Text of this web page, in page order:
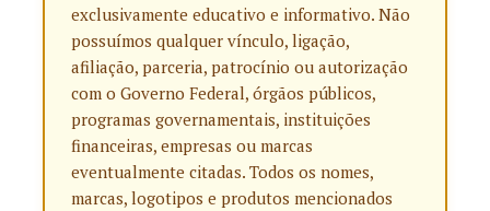
exclusivamente educativo e informativo. Não
possuímos qualquer vínculo, ligação,
afiliação, parceria, patrocínio ou autorização
com o Governo Federal, órgãos públicos,
programas governamentais, instituições
financeiras, empresas ou marcas
eventualmente citadas. Todos os nomes,
marcas, logotipos e produtos mencionados